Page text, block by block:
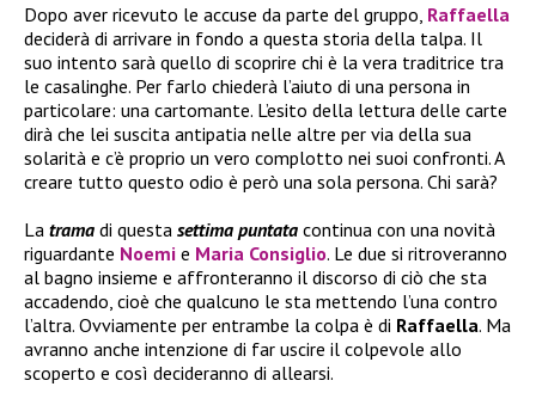
Dopo aver ricevuto le accuse da parte del gruppo, Raffaella
deciderà di arrivare in fondo a questa storia della talpa. Il
suo intento sarà quello di scoprire chi è la vera traditrice tra
le casalinghe. Per farlo chiederà l’aiuto di una persona in
particolare: una cartomante. L’esito della lettura delle carte
dirà che lei suscita antipatia nelle altre per via della sua
solarità e c’è proprio un vero complotto nei suoi confronti. A
creare tutto questo odio è però una sola persona. Chi sarà?
La trama di questa settima puntata continua con una novità
riguardante Noemi e Maria Consiglio. Le due si ritroveranno
al bagno insieme e affronteranno il discorso di ciò che sta
accadendo, cioè che qualcuno le sta mettendo l’una contro
l’altra. Ovviamente per entrambe la colpa è di Raffaella. Ma
avranno anche intenzione di far uscire il colpevole allo
scoperto e così decideranno di allearsi.